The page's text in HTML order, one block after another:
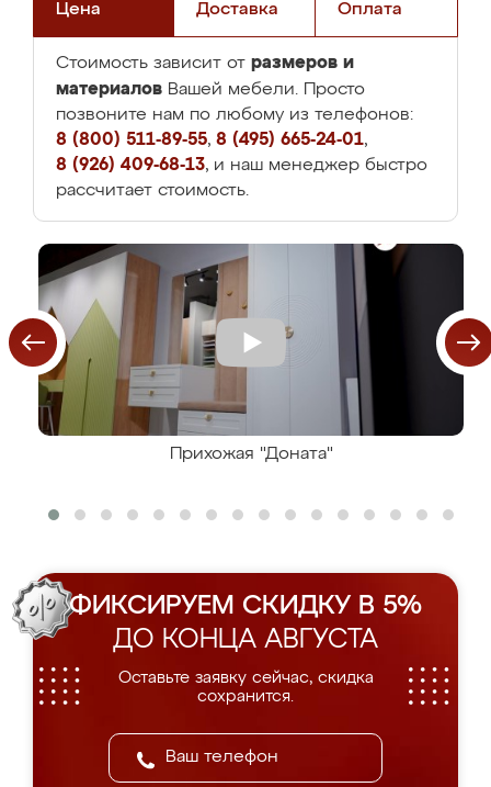
Цена Доставка Оплата
Стоимость зависит от размеров и
материалов Вашей мебели. Просто
позвоните нам по любому из телефонов:
8 (800) 511-89-55, 8 (495) 665-24-01,
8 (926) 409-68-13, и наш менеджер быстро
рассчитает стоимость.
Прихожая "Доната"
ФИКСИРУЕМ СКИДКУ В 5%
ДО КОНЦА АВГУСТА
Оставьте заявку сейчас, скидка
сохранится.